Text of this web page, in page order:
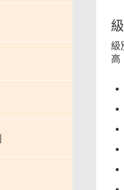
級
高